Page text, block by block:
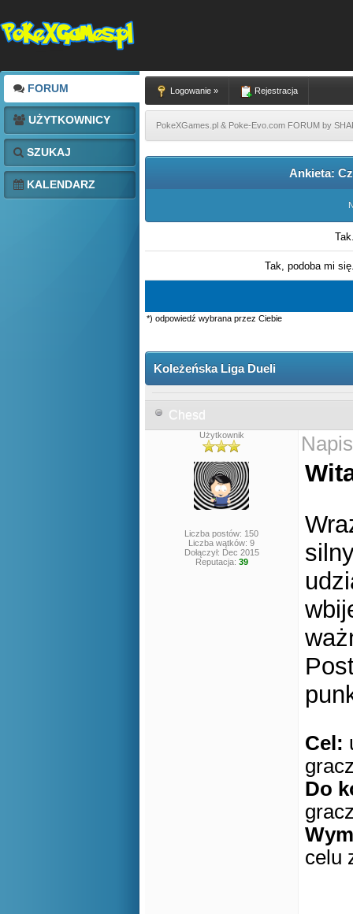
FORUM
UŻYTKOWNICY
SZUKAJ
KALENDARZ
Logowanie » Rejestracja
PokeXGames.pl & Poke-Evo.com FORUM by
Ankieta:
Tak, podoba mi
*) odpowiedź wybrana przez Ciebie
Koleżeńska Liga Dueli
Chesd
Użytkownik
Liczba postów: 150
Liczba wątków: 9
Dołączył: Dec 2015
Reputacja: 39
Cel:
Do
celu